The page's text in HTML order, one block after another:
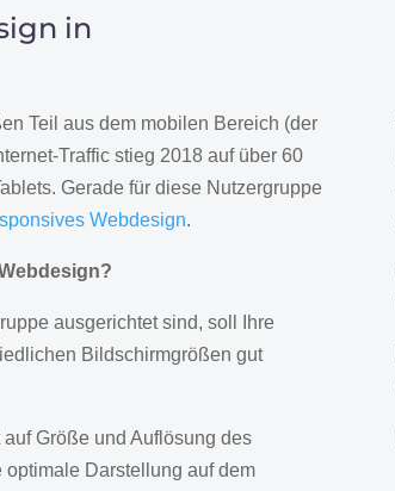
in
Teil aus dem mobilen Bereich (der
Traffic stieg 2018 auf über 60
Gerade für diese Nutzergruppe
Webdesign.
ausgerichtet sind, soll Ihre
Bildschirmgrößen gut
auf Größe und Auflösung des
Darstellung auf dem